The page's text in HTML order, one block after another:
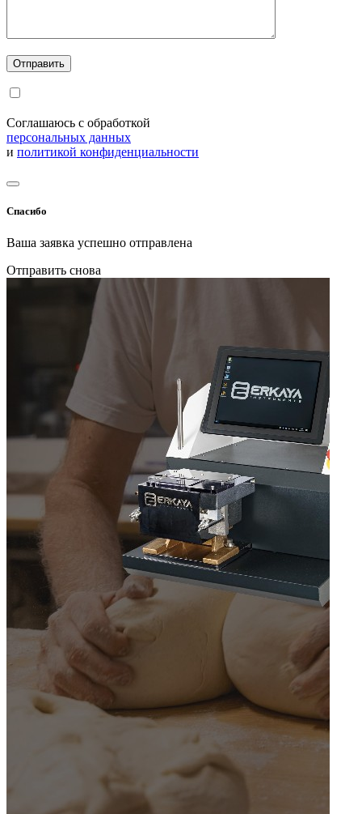
Соглашаюсь с обработкой
персональных данных
и политикой конфиденциальности
Спасибо
Ваша заявка успешно отправлена
Отправить снова